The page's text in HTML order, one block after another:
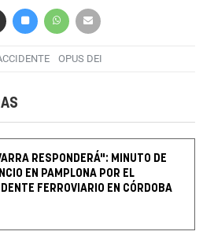
OPUS DEI
RESPONDERÁ": MINUTO DE
EN PAMPLONA POR EL
FERROVIARIO EN CÓRDOBA